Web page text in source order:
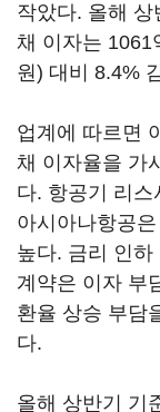
작았다. 올해
채 이자는 1061
원) 대비 8.4%
업계에 따르면
채 이자율을 가
다. 항공기 리
아시아나항공
높다. 금리 인
계약은 이자 부
환율 상승 부담
다.
올해 상반기 기